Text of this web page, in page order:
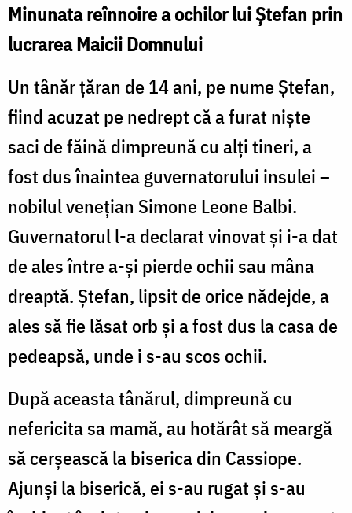
Minunata reînnoire a ochilor lui Ştefan prin
lucrarea Maicii Domnului
Un tânăr ţăran de 14 ani, pe nume Ştefan,
fiind acuzat pe nedrept că a furat nişte
saci de făină dimpreună cu alţi tineri, a
fost dus înaintea guvernatorului insulei –
nobilul veneţian Simone Leone Balbi.
Guvernatorul l-a declarat vinovat şi i-a dat
de ales între a-şi pierde ochii sau mâna
dreaptă. Ştefan, lipsit de orice nădejde, a
ales să fie lăsat orb şi a fost dus la casa de
pedeapsă, unde i s-au scos ochii.
După aceasta tânărul, dimpreună cu
nefericita sa mamă, au hotărât să meargă
să cerşească la biserica din Cassiope.
Ajunşi la biserică, ei s-au rugat şi s-au